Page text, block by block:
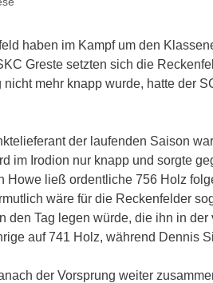
haben im Kampf um den
Greste setzten sich die
mehr knapp wurde, hatte der
der laufenden Saison
im Irodion nur knapp und sorgte
Howe ließ ordentliche 756 Holz
wäre für die Reckenfelder
den Tag legen würde, die ihn in
auf 741 Holz, während Dennis
der Vorsprung weiter